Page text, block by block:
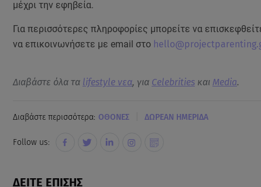
μέχρι την εφηβεία.
Για περισσότερες πληροφορίες μπορείτε να
να επικοινωνήσετε με email στο
Διαβάστε όλα τα lifestyle νεα, για Celebritiesκαι Media.
Διαβάστε περισσότερα: ΟΘΟΝΕΣ ΔΩΡΕΑΝ ΗΜΕΡΙΔΑ
Follow us:
ΔΕΙΤΕ ΕΠΙΣΗΣ